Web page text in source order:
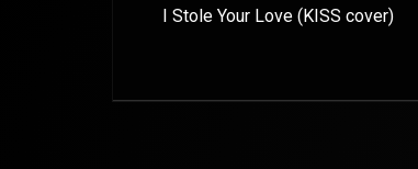
I Stole Your Love (KISS cover)